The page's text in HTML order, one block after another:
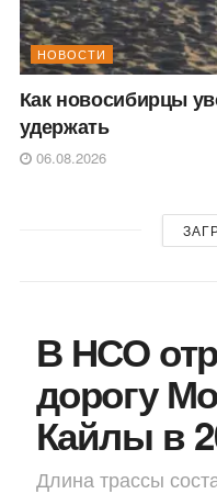
НОВОСТИ
Как новосибирцы
удержать
06.08.2026
В НСО
дорогу
Кайлы в
Длина трассы